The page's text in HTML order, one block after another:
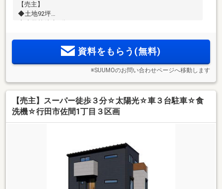
【売主】
◆土地92坪
資料をもらう(無料)
※SUUMOのお問い合わせページへ移動します
【売主】スーパー徒歩３分☆太陽光☆車３台駐車☆食
洗機☆行田市佐間1丁目３区画